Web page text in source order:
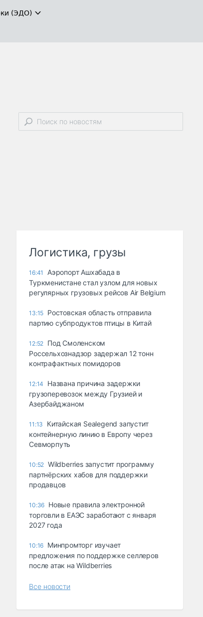
(ЭДО)
Логистика, грузы
16:41
Аэропорт Ашхабада в
Туркменистане стал узлом для новых
регулярных грузовых рейсов Air Belgium
13:15 Ростовская область отправила
партию субпродуктов птицы в Китай
12:52 Под Смоленском
Россельхознадзор задержал 12 тонн
контрафактных помидоров
12:14
Названа причина задержки
грузоперевозок между Грузией и
Азербайджаном
11:13
Китайская Sealegend запустит
контейнерную линию в Европу через
Севморпуть
10:52 Wildberries запустит программу
партнёрских хабов для поддержки
продавцов
10:36 Новые правила электронной
торговли в ЕАЭС заработают с января
2027 года
10:16 Минпромторг изучает
предложения по поддержке селлеров
после атак на Wildberries
Все новости